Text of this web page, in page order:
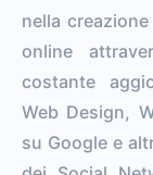
nella
online
costante
Web Design,
su Google e